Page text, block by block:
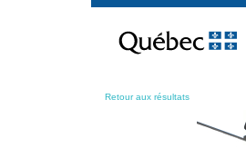
contenu
Retour aux résultats